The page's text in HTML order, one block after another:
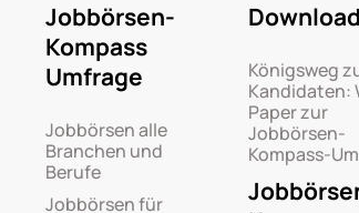
Jobbörsen-
Kompass
Umfrage
Jobbörsen alle
Branchen und
Berufe
Jobbörsen für
Königsweg
Kandidaten:
Paper zur
Jobbörsen-
Kompass-